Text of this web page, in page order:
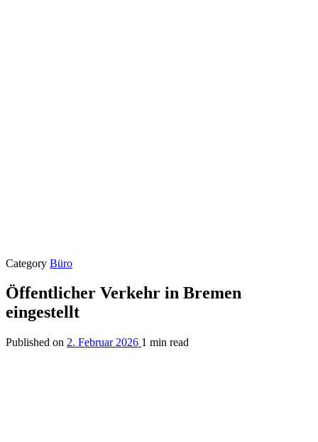
Category Büro
Öffentlicher Verkehr in Bremen
eingestellt
Published on 2. Februar 2026 1 min read